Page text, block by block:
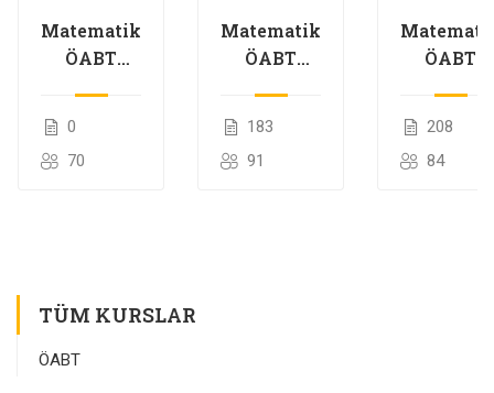
Matematik
ÖABT
0
70
Matematik
ÖABT
183
91
ÖABT
208
84
TÜM KURSLAR
ÖABT